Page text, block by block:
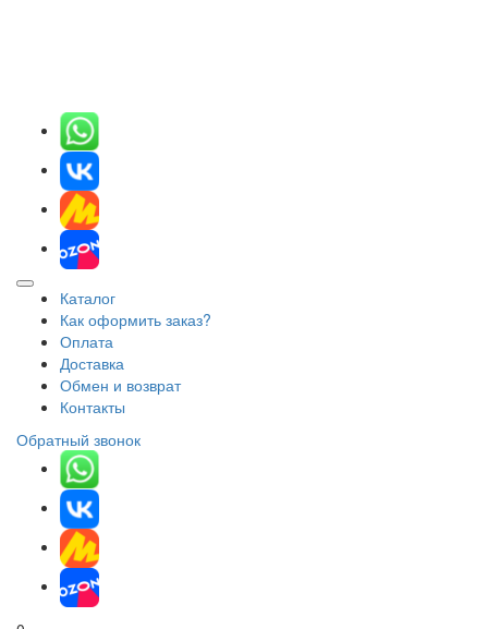
Каталог
Как оформить заказ?
Оплата
Доставка
Обмен и возврат
Контакты
Обратный звонок